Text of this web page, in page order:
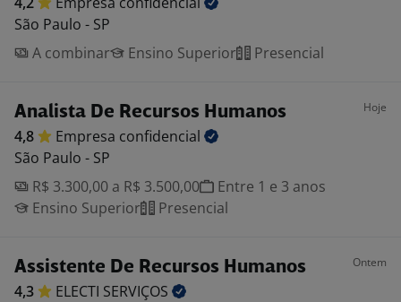
São Paulo - SP
A combinar
Ensino Superior Presencial
Analista De Recursos Humanos Hoje
4,8 Empresa confidencial
São Paulo - SP
R$ 3.300,00 a R$ 3.500,00
Entre 1 e 3 anos
Ensino Superior
Presencial
Assistente De Recursos Humanos Ontem
4,3 ELECTI SERVIÇOS